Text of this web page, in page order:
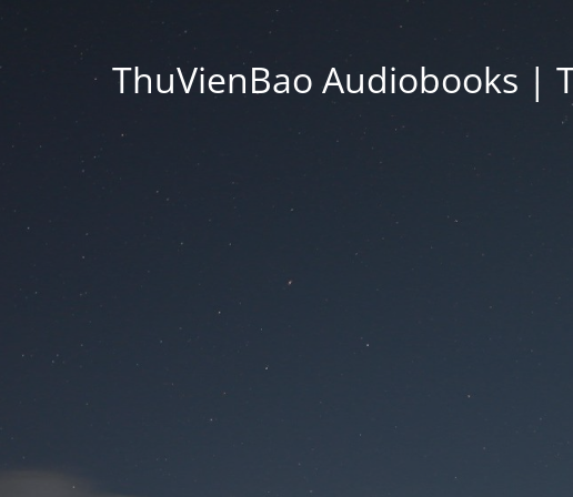
ThuVienBao Audiobooks